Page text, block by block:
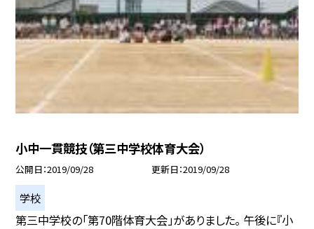
小中一貫競技（第三中学校体育大会）
公開日 2019/09/28 更新日 2019/09/28
学校
第三中学校の「第70階体育大会」がありました。 午後に『小